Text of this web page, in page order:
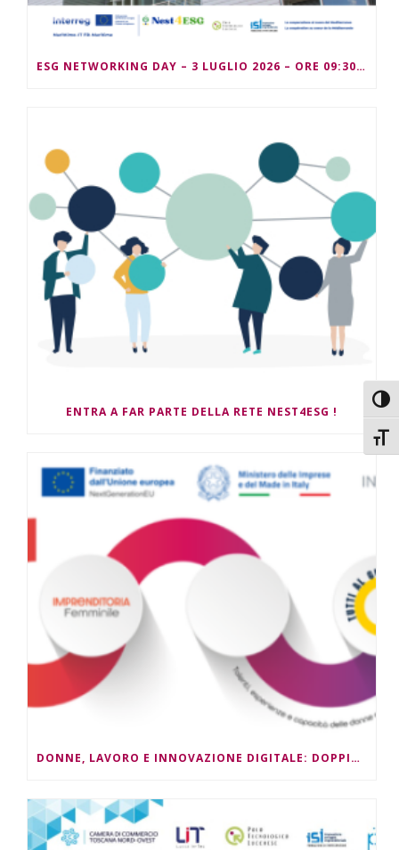
ESG NETWORKING DAY – 3 LUGLIO 2026 – ORE 09:30/13:00
ENTRA A FAR PARTE DELLA RETE NEST4ESG !
DONNE, LAVORO E INNOVAZIONE DIGITALE: DOPPIO APPUNTAMENTO